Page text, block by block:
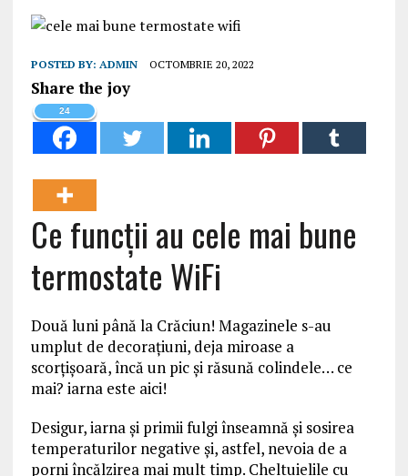
POSTED BY: ADMIN OCTOMBRIE 20, 2022
Share the joy
24
Ce funcții au cele mai bune
termostate WiFi
Două luni până la Crăciun! Magazinele s-au
umplut de decorațiuni, deja miroase a
scorțișoară, încă un pic și răsună colindele… ce
mai? iarna este aici!
Desigur, iarna și primii fulgi înseamnă și sosirea
temperaturilor negative și, astfel, nevoia de a
porni încălzirea mai mult timp. Cheltuielile cu